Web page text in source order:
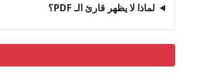
لماذا لا يظهر قارئ الـ PDF؟